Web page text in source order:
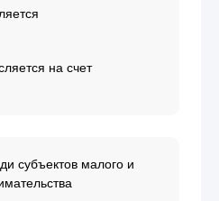
на счет
субъектов малого и